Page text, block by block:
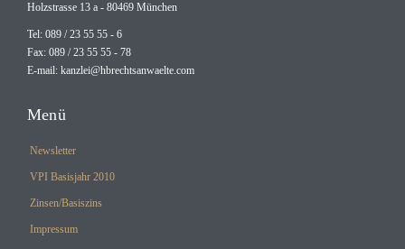
Holzstrasse 13 a - 80469 München
Tel: 089 / 23 55 55 - 6
Fax: 089 / 23 55 55 - 78
E-mail: kanzlei@hbrechtsanwaelte.com
Menü
Newsletter
VPI Basisjahr 2010
Zinsen/Basiszins
Impressum